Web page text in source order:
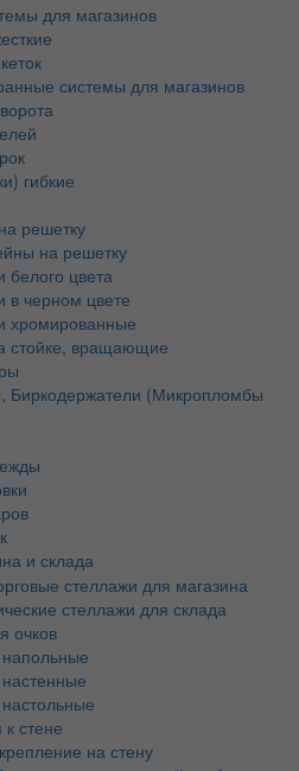
для магазинов
системы для магазинов
гибкие
решетку
на решетку
белого цвета
в черном цвете
хромированные
стойке, вращающие
Биркодержатели (Микропломбы
и склада
стеллажи для магазина
стеллажи для склада
очков
стене
на стену